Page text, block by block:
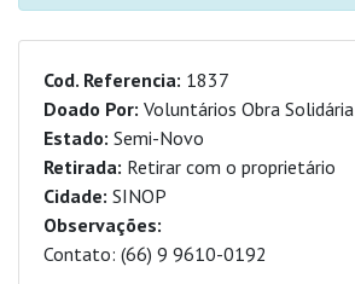
Cod. Referencia: 1837
Doado Por: Voluntários Obra Solidária
Estado: Semi-Novo
Retirada: Retirar com o proprietário
Cidade: SINOP
Observações:
Contato: (66) 9 9610-0192